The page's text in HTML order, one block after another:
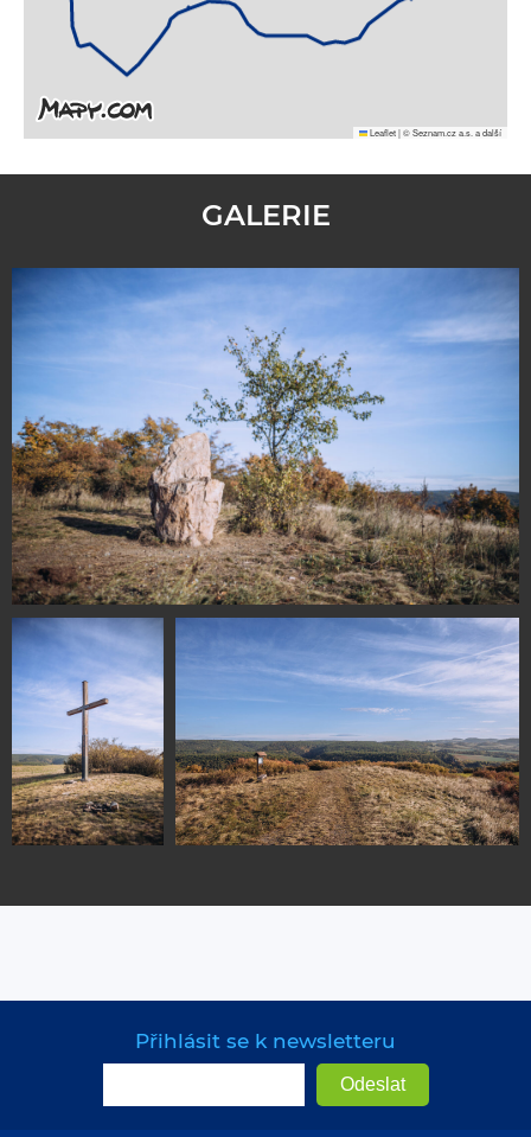
Leaflet|© Seznam.cz a.s. a další
GALERIE
Přihlásit se k newsletteru